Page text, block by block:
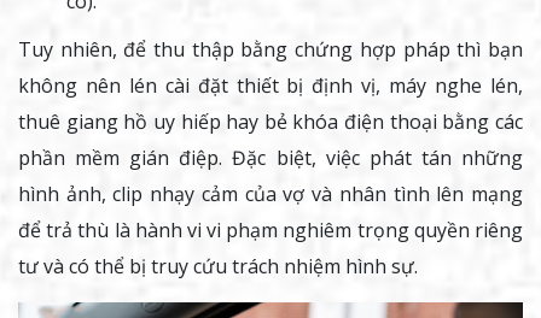
Tuy nhiên, để thu thập bằng chứng hợp pháp thì bạn
không nên lén cài đặt thiết bị định vị, máy nghe lén,
thuê giang hồ uy hiếp hay bẻ khóa điện thoại bằng các
phần mềm gián điệp. Đặc biệt, việc phát tán những
hình ảnh, clip nhạy cảm của vợ và nhân tình lên mạng
để trả thù là hành vi vi phạm nghiêm trọng quyền riêng
tư và có thể bị truy cứu trách nhiệm hình sự.